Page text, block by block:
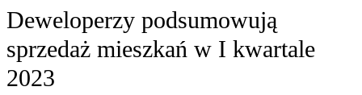
Deweloperzy podsumowują
sprzedaż mieszkań w I kwartale
2023